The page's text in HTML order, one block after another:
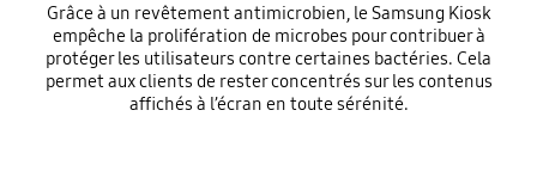
Grâce à un revêtement antimicrobien, le Samsung Kiosk
empêche la prolifération de microbes pour contribuer à
protéger les utilisateurs contre certaines bactéries. Cela
permet aux clients de rester concentrés sur les contenus
affichés à l’écran en toute sérénité.